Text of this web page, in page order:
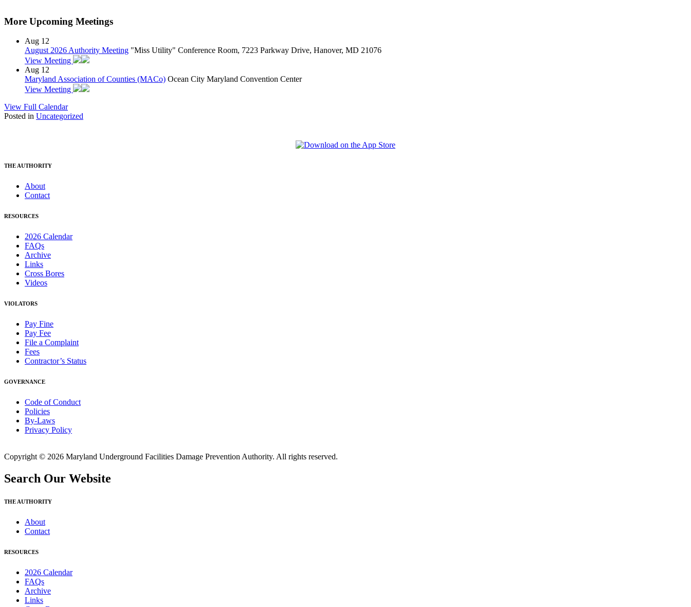
More Upcoming Meetings
Aug 12
August 2026 Authority Meeting "Miss Utility" Conference Room, 7223 Parkway Drive, Hanover, MD 21076
View Meeting
Aug 12
Maryland Association of Counties (MACo) Ocean City Maryland Convention Center
View Meeting
View Full Calendar
Posted in Uncategorized
THE AUTHORITY
About
Contact
RESOURCES
2026 Calendar
FAQs
Archive
Links
Cross Bores
Videos
VIOLATORS
Pay Fine
Pay Fee
File a Complaint
Fees
Contractor’s Status
GOVERNANCE
Code of Conduct
Policies
By-Laws
Privacy Policy
Copyright © 2026 Maryland Underground Facilities Damage Prevention Authority. All rights reserved.
Search Our Website
THE AUTHORITY
About
Contact
RESOURCES
2026 Calendar
FAQs
Archive
Links